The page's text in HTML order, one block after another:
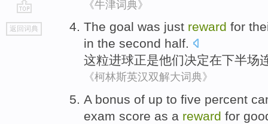
go
top
返回词典
《牛津词典》
The goal was just reward for
in the second half.
这粒进球正是他们决定在下半场
《柯林斯英汉双解大词典》
A bonus of up to five percent
exam score as a reward for